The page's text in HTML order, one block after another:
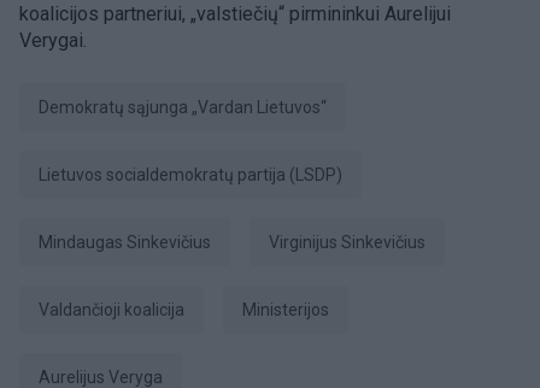
koalicijos partneriui, „valstiečių“ pirmininkui Aurelijui
Verygai.
Demokratų sąjunga „Vardan Lietuvos“
Lietuvos socialdemokratų partija (LSDP)
Mindaugas Sinkevičius Virginijus Sinkevičius
valdančioji koalicija ministerijos
Aurelijus Veryga